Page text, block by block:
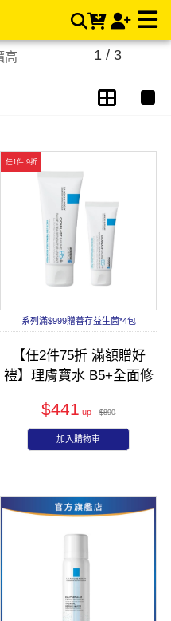
高 1 / 3
任1件 9折
系列滿$999贈善存益生菌*4包
【任2件75折 滿額贈好
禮】理膚寶水 B5+全面修
版)40ml/100ml
$441 $890
加入購物車